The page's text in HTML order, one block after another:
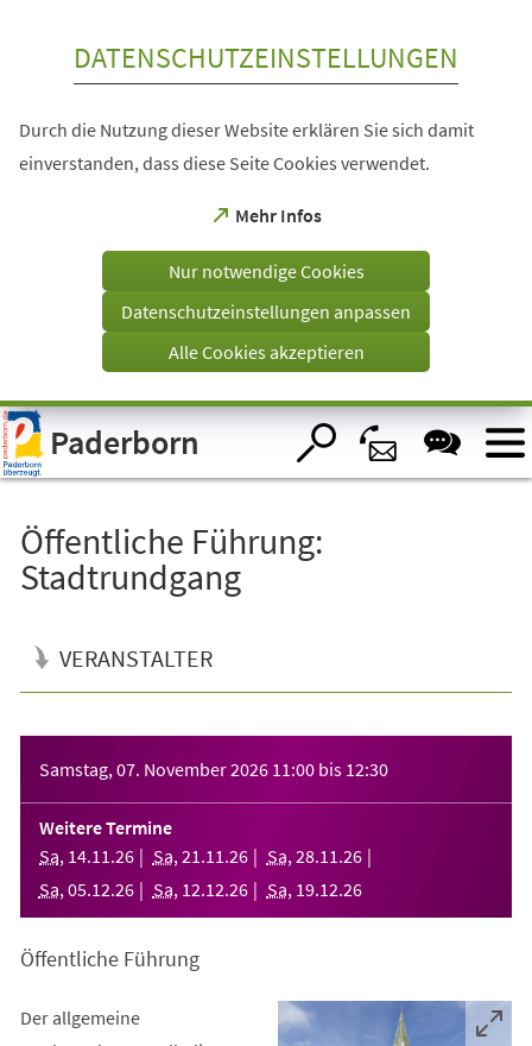
Visuelle
Assistenzsoftware
öffnen.
DATENSCHUTZEINSTELLUNGEN
Durch die Nutzung dieser Website erklären Sie sich damit
einverstanden, dass diese Seite Cookies verwendet.
Mehr Infos
(Öffnet
einem
Tab)
Nur notwendige Cookies
Datenschutzeinstellungen anpassen
Alle Cookies akzeptieren
Paderborn
Öffentliche Führung:
Stadtrundgang
VERANSTALTER
Samstag, 07. November 2026 11:00 bis 12:30
Weitere Termine
Sa, 14.11 .26 Sa, 21 .11 .26 Sa, 28.11 .26
Sa, 05.12.26 Sa, 12.12.26 Sa, 19.12.26
Öffentliche Führung
Der allgemeine